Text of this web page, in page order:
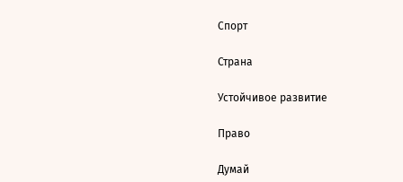
Спорт
Страна
Устойчивое развитие
Право
Думай